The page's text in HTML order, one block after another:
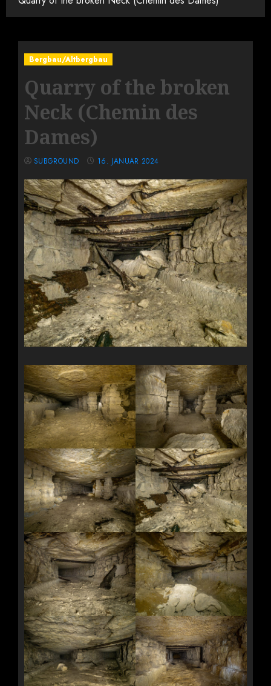
Bergbau/Altbergbau
Quarry of the broken
Neck (Chemin des
Dames)
SUBGROUND 16. JANUAR 2024